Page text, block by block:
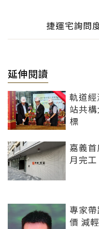
捷運宅詢問
延伸閱讀
軌道
站共
標
嘉義
月完
專家
價 減